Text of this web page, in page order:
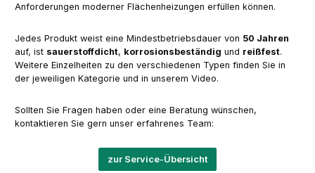
Anforderungen moderner Flächenheizungen erfüllen können.
Jedes Produkt weist eine Mindestbetriebsdauer von 50 Jahren
auf, ist sauerstoffdicht, korrosionsbeständig und reißfest.
Weitere Einzelheiten zu den verschiedenen Typen finden Sie in
der jeweiligen Kategorie und in unserem Video.
Sollten Sie Fragen haben oder eine Beratung wünschen,
kontaktieren Sie gern unser erfahrenes Team:
zur Service-Übersicht